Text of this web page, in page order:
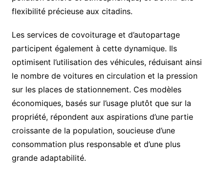
flexibilité précieuse aux citadins.
Les services de covoiturage et d’autopartage
participent également à cette dynamique. Ils
optimisent l’utilisation des véhicules, réduisant ainsi
le nombre de voitures en circulation et la pression
sur les places de stationnement. Ces modèles
économiques, basés sur l’usage plutôt que sur la
propriété, répondent aux aspirations d’une partie
croissante de la population, soucieuse d’une
consommation plus responsable et d’une plus
grande adaptabilité.